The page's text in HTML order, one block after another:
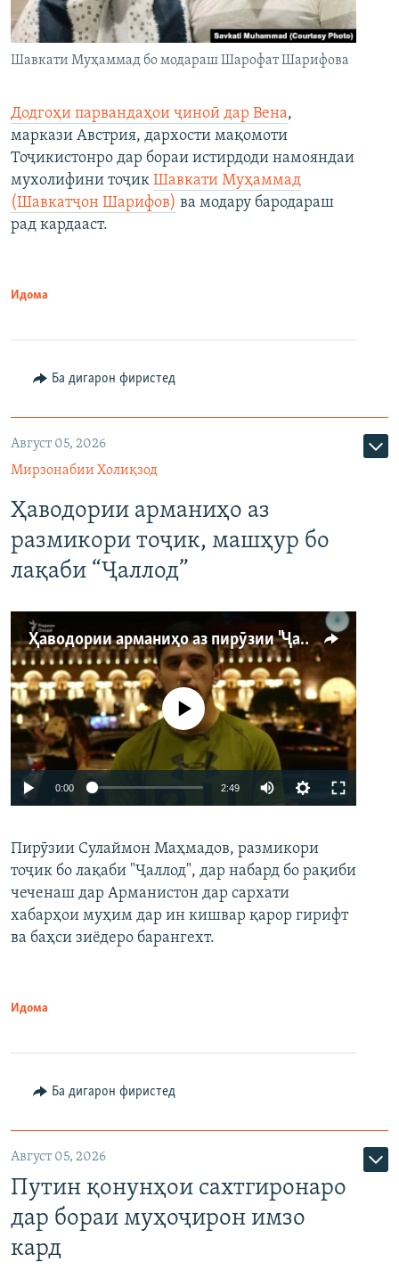
Шавкати Муҳаммад бо модараш Шарофат Шарифова
Додгоҳи парвандаҳои ҷиноӣ дар Вена,
маркази Австрия, дархости мақомоти
Тоҷикистонро дар бораи истирдоди намояндаи
мухолифини тоҷик Шавкати Муҳаммад
(Шавкатҷон Шарифов) ва модару бародараш
рад кардааст.
Идома
Ба дигарон фиристед
Август 05, 2026
Мирзонабии Холиқзод
Ҳаводории арманиҳо аз
размикори тоҷик, машҳур бо
лақаби “Ҷаллод”
Ҳаводории арманиҳо аз пирӯзии "Ҷаллод"-и тоҷик
Auto 240p 360p 480p
720p 1080p
Феълан кор намекунад
0:00 2:49
360p
480p
Пирӯзии Сулаймон Маҳмадов, размикори
тоҷик бо лақаби "Ҷаллод", дар набард бо рақиби
чеченаш дар Арманистон дар сархати
хабарҳои муҳим дар ин кишвар қарор гирифт
ва баҳси зиёдеро барангехт.
Идома
Ба дигарон фиристед
Август 05, 2026
Путин қонунҳои сахтгиронаро
дар бораи муҳоҷирон имзо
кард